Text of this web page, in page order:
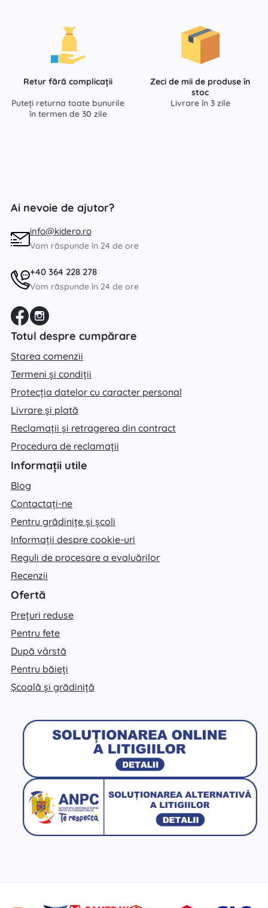
Retur fără complicații
Puteți returna toate bunurile
în termen de 30 zile
Zeci de mii de produse în
stoc
Livrare în 3 zile
Ai nevoie de ajutor?
info@kidero.ro
Vom răspunde în 24 de ore
+40 364 228 278
Vom răspunde în 24 de ore
Totul despre cumpărare
Starea comenzii
Termeni și condiții
Protecția datelor cu caracter personal
Livrare și plată
Reclamații și retragerea din contract
Procedura de reclamații
Informații utile
Blog
Contactați-ne
Pentru grădinițe și școli
Informații despre cookie-uri
Reguli de procesare a evaluărilor
Recenzii
Ofertă
Prețuri reduse
Pentru fete
După vârstă
Pentru băieți
Școală și grădiniță